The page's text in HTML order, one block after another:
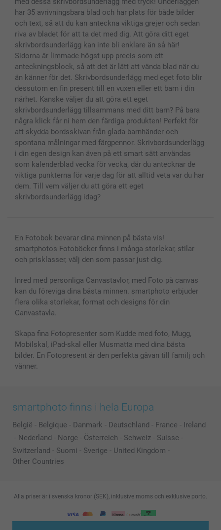
Fotoalmanackor & Fotoagenda
Fotoramar & Tillbehör
Presentkort
Alla fotoprodukter
Investor Relations
Status på beställningar
har 35 avrivningsbara blad och har plats för både bilder
och text, så att du kan anteckna viktiga grejer och sedan
riva av bladet för att ta det med dig. Att göra ditt eget
skrivbordsunderlägg kan inte bli enklare än så här!
Sidorna är limmade högst upp precis som ett
anteckningsblock, så att det är lätt att vända blad när du
än känner för det. Skrivbordsunderlägg med eget foto blir
dessutom en fin present till en vuxen eller ett barn i din
närhet. Kanske väljer du att göra ett eget
skrivbordsunderlägg tillsammans med ditt barn? På bara
några klick får ni hem den färdiga produkten! Perfekt för
att skydda bordsskivan från glada barnhänder och
spontana målningar med färgpennor. Skrivbordsunderlägg
i din egen design kan även på ett smart sätt användas
som kalenderblad vecka för vecka, där du antecknar de
viktiga punkterna för varje dag för att alltid veta var du har
dem. Till vem väljer du att göra ett eget
skrivbordsunderlägg idag?
En Fotobok bevarar dina minnen på bästa vis!
smartphotos Fotoböcker finns i många storlekar, stilar
och prisklasser, välj den som passar just dig.
Inred med personliga Canvastavlor, med Foto på canvas
kan du föreviga dina bästa minnen. smartphoto erbjuder
flera olika storlekar, format och designs för din
Canvastavla.
Skapa fina Fotopresenter som Kudde med foto, Mugg,
Mobilskal, iPad-skal eller Musmatta med dina bästa
bilder. En Fotopresent är den perfekta gåvan till familj och
vänner.
smartphoto finns i hela Europa
België - Belgique - Danmark - Deutschland - France - Ireland
- Nederland - Norge - Österreich - Schweiz - Suisse -
Switzerland - Suomi - Sverige - United Kingdom -
Other Countries
Alla priser är i svenska kronor (SEK), inklusive moms och exklusive porto.